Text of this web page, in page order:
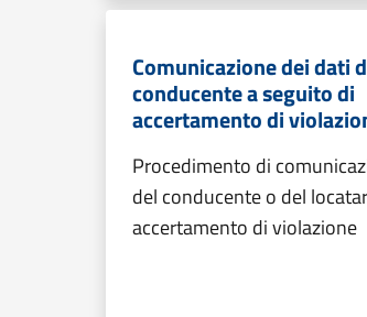
Comunicazione dei dati
conducente a seguito di
accertamento di
Procedimento di
del conducente o del
accertamento di violazione